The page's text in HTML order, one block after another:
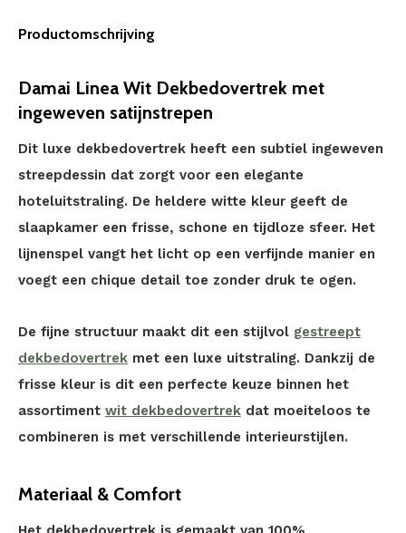
Productomschrijving
Damai Linea Wit Dekbedovertrek met
ingeweven satijnstrepen
Dit luxe dekbedovertrek heeft een subtiel ingeweven
streepdessin dat zorgt voor een elegante
hoteluitstraling. De heldere witte kleur geeft de
slaapkamer een frisse, schone en tijdloze sfeer. Het
lijnenspel vangt het licht op een verfijnde manier en
voegt een chique detail toe zonder druk te ogen.
De fijne structuur maakt dit een stijlvol gestreept
dekbedovertrek met een luxe uitstraling. Dankzij de
frisse kleur is dit een perfecte keuze binnen het
assortiment wit dekbedovertrek dat moeiteloos te
combineren is met verschillende interieurstijlen.
Materiaal & Comfort